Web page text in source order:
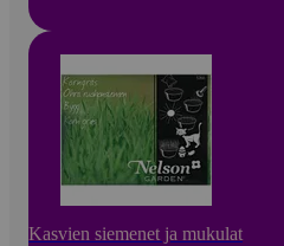
Kasvien siemenet ja mukulat